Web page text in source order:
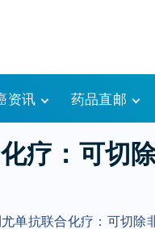
资讯
问有答
指南
药品直邮
购物车
订单追踪
常见问题
疗：可切
单抗联合化疗：可切除